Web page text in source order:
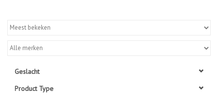
Diensten
Geslacht
Product Type